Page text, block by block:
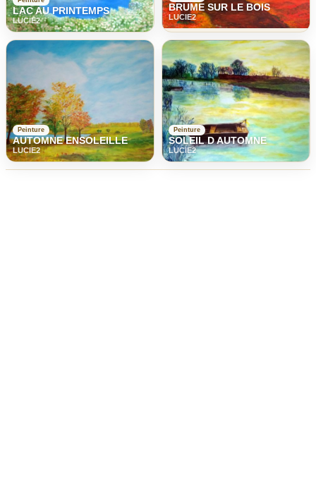
LAC AU PRINTEMPS
LUCIE2
BRUME SUR LE BOIS
LUCIE2
Peinture
AUTOMNE ENSOLEILLE
LUCIE2
Peinture
SOLEIL D AUTOMNE
LUCIE2